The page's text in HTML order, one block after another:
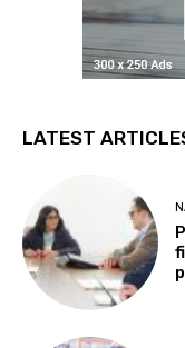
LATEST